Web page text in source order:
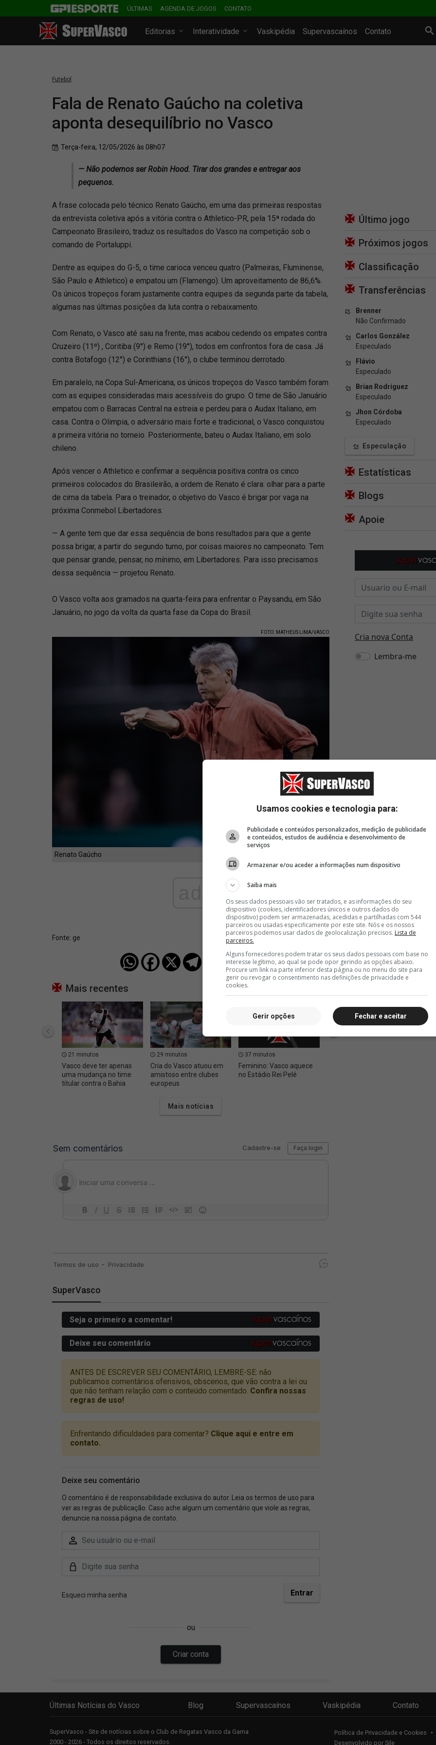
ÚLTIMAS AGENDA DE JOGOS CONTATO
Editorias Interatividade Vaskipédia Supervascaínos Contato
Futebol
Fala de Renato Gaúcho na coletiva
aponta desequilíbrio no Vasco
Terça-feira, 12/05/2026 às 08h07
— Não podemos ser Robin Hood. Tirar dos grandes e entregar aos
pequenos.
A frase colocada pelo técnico Renato Gaúcho, em uma das primeiras respostas
da entrevista coletiva após a vitória contra o Athletico-PR, pela 15ª rodada do
Campeonato Brasileiro, traduz os resultados do Vasco na competição sob o
comando de Portaluppi.
Dentre as equipes do G-5, o time carioca venceu quatro (Palmeiras, Fluminense,
São Paulo e Athletico) e empatou um (Flamengo). Um aproveitamento de 86,6%.
Os únicos tropeços foram justamente contra equipes da segunda parte da tabela,
algumas nas últimas posições da luta contra o rebaixamento.
Com Renato, o Vasco até saiu na frente, mas acabou cedendo os empates contra
Cruzeiro (11º) , Coritiba (9°) e Remo (19°), todos em confrontos fora de casa. Já
contra Botafogo (12°) e Corinthians (16°), o clube terminou derrotado.
Em paralelo, na Copa Sul-Americana, os únicos tropeços do Vasco também foram
com as equipes consideradas mais acessíveis do grupo. O time de São Januário
empatou com o Barracas Central na estreia e perdeu para o Audax Italiano, em
casa. Contra o Olimpia, o adversário mais forte e tradicional, o Vasco conquistou
a primeira vitória no torneio. Posteriormente, bateu o Audax Italiano, em solo
chileno.
Após vencer o Athletico e confirmar a sequência positiva contra os cinco
primeiros colocados do Brasileirão, a ordem de Renato é clara: olhar para a parte
de cima da tabela. Para o treinador, o objetivo do Vasco é brigar por vaga na
próxima Conmebol Libertadores.
— A gente tem que dar essa sequência de bons resultados para que a gente
possa brigar, a partir do segundo turno, por coisas maiores no campeonato. Tem
que pensar grande, pensar, no mínimo, em Libertadores. Para isso precisamos
dessa sequência — projetou Renato.
O Vasco volta aos gramados na quarta-feira para enfrentar o Paysandu, em São
Januário, no jogo da volta da quarta fase da Copa do Brasil.
FOTO: MATHEUS LIMA/VASCO
Renato Gaúcho
Fonte: ge
Mais recentes
21 minutos
Vasco deve ter apenas
uma mudança no time
titular contra o Bahia
29 minutos
Cria do Vasco atuou em
amistoso entre clubes
europeus
37 minutos
Feminino: Vasco aquece
no Estádio Rei Pelé
Mais notícias
SuperVasco
Último jogo
Próximos jogos
Classificação
Transferências
Brenner
Não Confirmado
Carlos González
Especulado
Flávio
Especulado
Brian Rodríguez
Especulado
Jhon Córdoba
Especulado
Especulação
Estatísticas
Blogs
Apoie
Últimas Notícias do Vasco Blog Supervascaínos Vaskipédia Contato
SuperVasco - Site de notícias sobre o Club de Regatas Vasco da Gama
2000 - 2026 - Todos os direitos reservados.
Política de Privacidade e Cookies •
Desenvolvido por Sile
Usamos cookies e tecnologia para:
Publicidade e conteúdos personalizados, medição de publicidade
e conteúdos, estudos de audiência e desenvolvimento de
serviços
Armazenar e/ou aceder a informações num dispositivo
Saiba mais
Os seus dados pessoais vão ser tratados, e as informações do seu
dispositivo (cookies, identificadores únicos e outros dados do
dispositivo) podem ser armazenadas, acedidas e partilhadas com 544
parceiros ou usadas especificamente por este site. Nós e os nossos
parceiros podemos usar dados de geolocalização precisos. Lista de
parceiros.
Alguns fornecedores podem tratar os seus dados pessoais com base no
interesse legítimo, ao qual se pode opor gerindo as opções abaixo.
Procure um link na parte inferior desta página ou no menu do site para
gerir ou revogar o consentimento nas definições de privacidade e
cookies.
Fechar e aceitar
Gerir opções